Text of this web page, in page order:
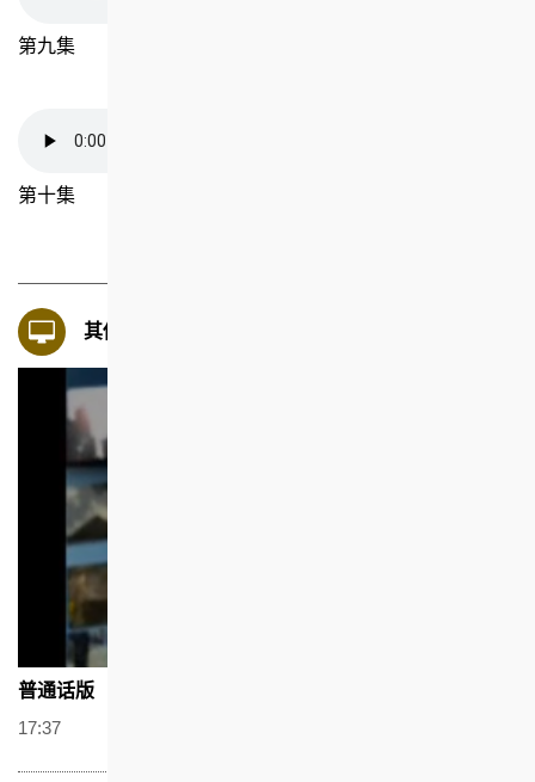
第九集
第十集
其他
普通话版
17:37